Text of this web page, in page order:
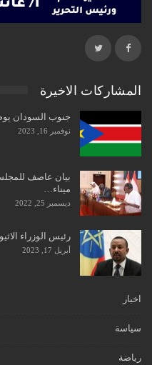
المشاركات الاخيرة
جنوب السودان
نوفمبر 16, 2023
بيان عاصف
ميناء…
ديسمبر 25, 2022
رئيس الوزراء
أبريل 17, 2023
اخبار
سياسة
رياضة